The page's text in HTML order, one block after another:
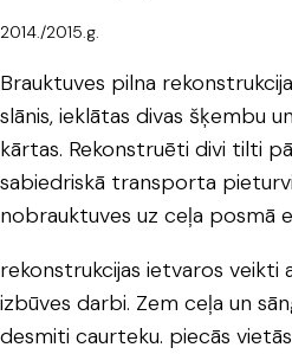
2014./2015.g.
Brauktuves pilna
slānis, ieklātas divas šķembu
kārtas. Rekonstruēti divi tilti
sabiedriskā transporta
nobrauktuves uz ceļa posmā
rekonstrukcijas ietvaros veikti
izbūves darbi. Zem ceļa un
desmiti caurteku. piecās